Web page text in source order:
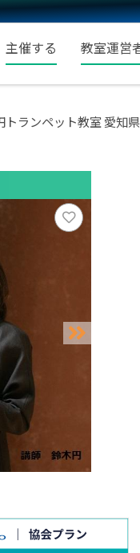
主催する 教室運営
トランペット教室 愛知